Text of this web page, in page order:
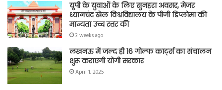
यूपी के युवाओं के लिए सुनहरा अवसर, मेजर
ध्यानचंद खेल विश्वविद्यालय के पीजी डिप्लोमा की
मान्यता उच्च स्तर की
3 weeks ago
लखनऊ में जल्द ही 16 गोल्फ कार्ट्स का संचालन
शुरू कराएगी योगी सरकार
April 1, 2025